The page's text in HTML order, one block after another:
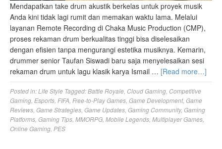
Mendapatkan take drum akustik berkelas untuk proyek musik
Anda kini tidak lagi rumit dan memakan waktu lama. Melalui
layanan Remote Recording di Chaka Music Production (CMP),
proses rekaman drum berkualitas tinggi bisa diselesaikan
dengan efisien tanpa mengurangi estetika musiknya. Kemarin,
drummer senior Taufan Siswadi baru saja menyelesaikan sesi
rekaman drum untuk lagu klasik karya Ismail … [Read more…]
Posted in:Life Style Tagged:Battle Royale Cloud Gaming Competitive
Gaming Esports FIFA Free-to-Play Games Game Development, Game
Reviews Game Strategies Game Updates Gaming Community, Gaming
Platforms Gaming Tips MMORPG Mobile Legends Multiplayer Games
Online Gaming PES